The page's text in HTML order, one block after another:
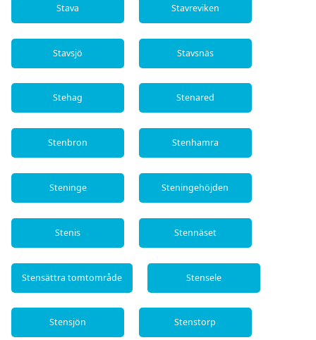
Stava Stavreviken
Stavsjö Stavsnäs
Stehag Stenared
Stenbron Stenhamra
Steninge Steningehöjden
Stenis Stennäset
Stensättra tomtområde Stensele
Stensjön Stenstorp